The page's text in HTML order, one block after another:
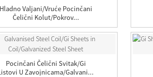
Hladno Valjani/vruće Pocinčani
Čelični Kolut/pokrov...
Pocinčani Čelični Svitak/Gi
U Zavojnicama/galvani...